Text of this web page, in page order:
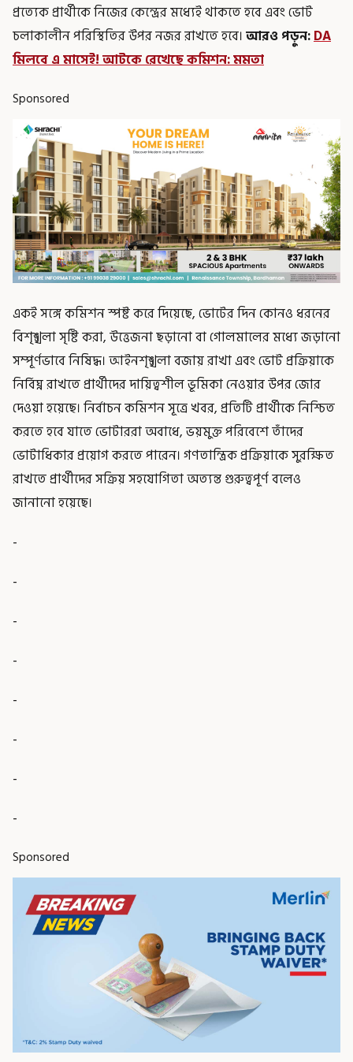
প্রত্যেক প্রার্থীকে নিজের কেন্দ্রের মধ্যেই থাকতে হবে এবং ভোট
চলাকালীন পরিস্থিতির উপর নজর রাখতে হবে।আরও পড়ুন:DA
মিলবে এ মাসেই! আটকে রেখেছে কমিশন: মমতা
Sponsored
একই সঙ্গে কমিশন স্পষ্ট করে দিয়েছে, ভোটের দিন কোনও ধরনের
বিশৃঙ্খলা সৃষ্টি করা, উত্তেজনা ছড়ানো বা গোলমালের মধ্যে জড়ানো
সম্পূর্ণভাবে নিষিদ্ধ। আইনশৃঙ্খলা বজায় রাখা এবং ভোট প্রক্রিয়াকে
নির্বিঘ্ন রাখতে প্রার্থীদের দায়িত্বশীল ভূমিকা নেওয়ার উপর জোর
দেওয়া হয়েছে। নির্বাচন কমিশন সূত্রে খবর, প্রতিটি প্রার্থীকে নিশ্চিত
করতে হবে যাতে ভোটাররা অবাধে, ভয়মুক্ত পরিবেশে তাঁদের
ভোটাধিকার প্রয়োগ করতে পারেন। গণতান্ত্রিক প্রক্রিয়াকে সুরক্ষিত
রাখতে প্রার্থীদের সক্রিয় সহযোগিতা অত্যন্ত গুরুত্বপূর্ণ বলেও
জানানো হয়েছে।
-
-
-
-
-
-
-
-
Sponsored